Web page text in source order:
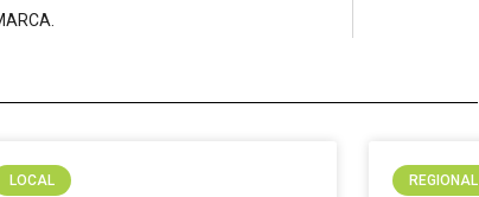
LOCAL REGIONAL